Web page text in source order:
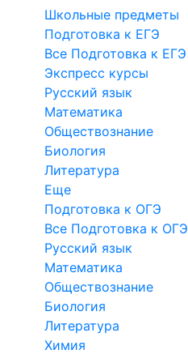
Школьные предметы
Подготовка к ЕГЭ
Все Подготовка к ЕГЭ
Экспресс курсы
Русский язык
Математика
Обществознание
Биология
Литература
Еще
Подготовка к ОГЭ
Все Подготовка к ОГЭ
Русский язык
Математика
Обществознание
Биология
Литература
Химия